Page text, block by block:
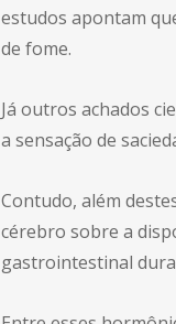
estudos apontam
de fome.
Já outros achados
a sensação de
Contudo, além
cérebro sobre a
gastrointestinal